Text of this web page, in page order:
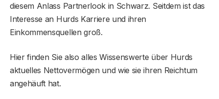
diesem Anlass Partnerlook in Schwarz. Seitdem ist das
Interesse an Hurds Karriere und ihren
Einkommensquellen groß.
Hier finden Sie also alles Wissenswerte über Hurds
aktuelles Nettovermögen und wie sie ihren Reichtum
angehäuft hat.